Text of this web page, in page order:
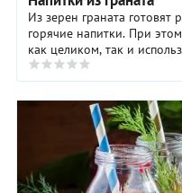
Из зерен граната
горячие напитки. При
как целиком, так и
гранатовый сок. Если